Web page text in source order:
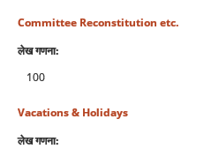
Committee Reconstitution etc.
लेख गणना:
100
Vacations & Holidays
लेख गणना: